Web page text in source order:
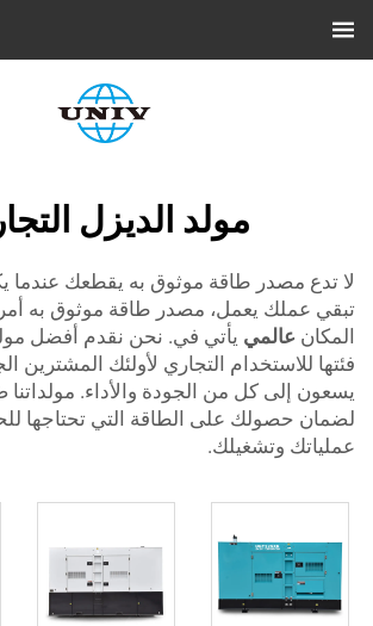
مولد الديزل
لا تدع مصدر طاقة موثوق به يقطعك عندما
تبقي عملك يعمل، مصدر طاقة موثوق به
المكان عالمي يأتي في. نحن نقدم أفضل
فئتها للاستخدام التجاري لأولئك المشترين
يسعون إلى كل من الجودة والأداء.
لضمان حصولك على الطاقة التي تحتاجها
عملياتك وتشغيلك.